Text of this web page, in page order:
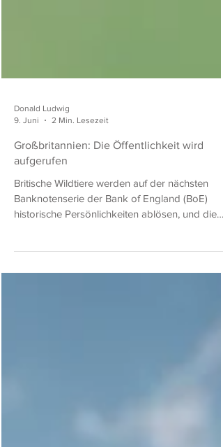
9. Juni
2 Min. Lesezeit
Großbritannien: Die Öffentlichkeit wird
aufgerufen
Britische Wildtiere werden auf der nächsten
Banknotenserie der Bank of England (BoE)
Öffentlichkeit kann nun mitbestimmen, welche